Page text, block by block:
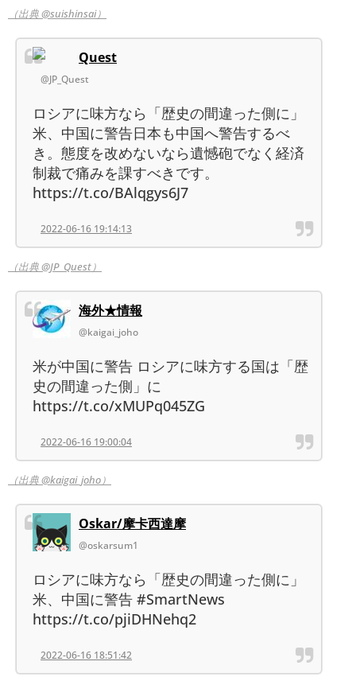
（出典 @suishinsai）
Quest
@JP_Quest
ロシアに味方なら「歴史の間違った側に」
米、中国に警告日本も中国へ警告するべ
き。態度を改めないなら遺憾砲でなく経済
制裁で痛みを課すべきです。
https://t.co/BAlqgys6J7
2022-06-16 19:14:13
（出典 @JP_Quest）
海外★情報
@kaigai_joho
米が中国に警告 ロシアに味方する国は「歴
史の間違った側」に
https://t.co/xMUPq045ZG
2022-06-16 19:00:04
（出典 @kaigai_joho）
Oskar/摩卡西達摩
@oskarsum1
ロシアに味方なら「歴史の間違った側に」
米、中国に警告 #SmartNews
https://t.co/pjiDHNehq2
2022-06-16 18:51:42